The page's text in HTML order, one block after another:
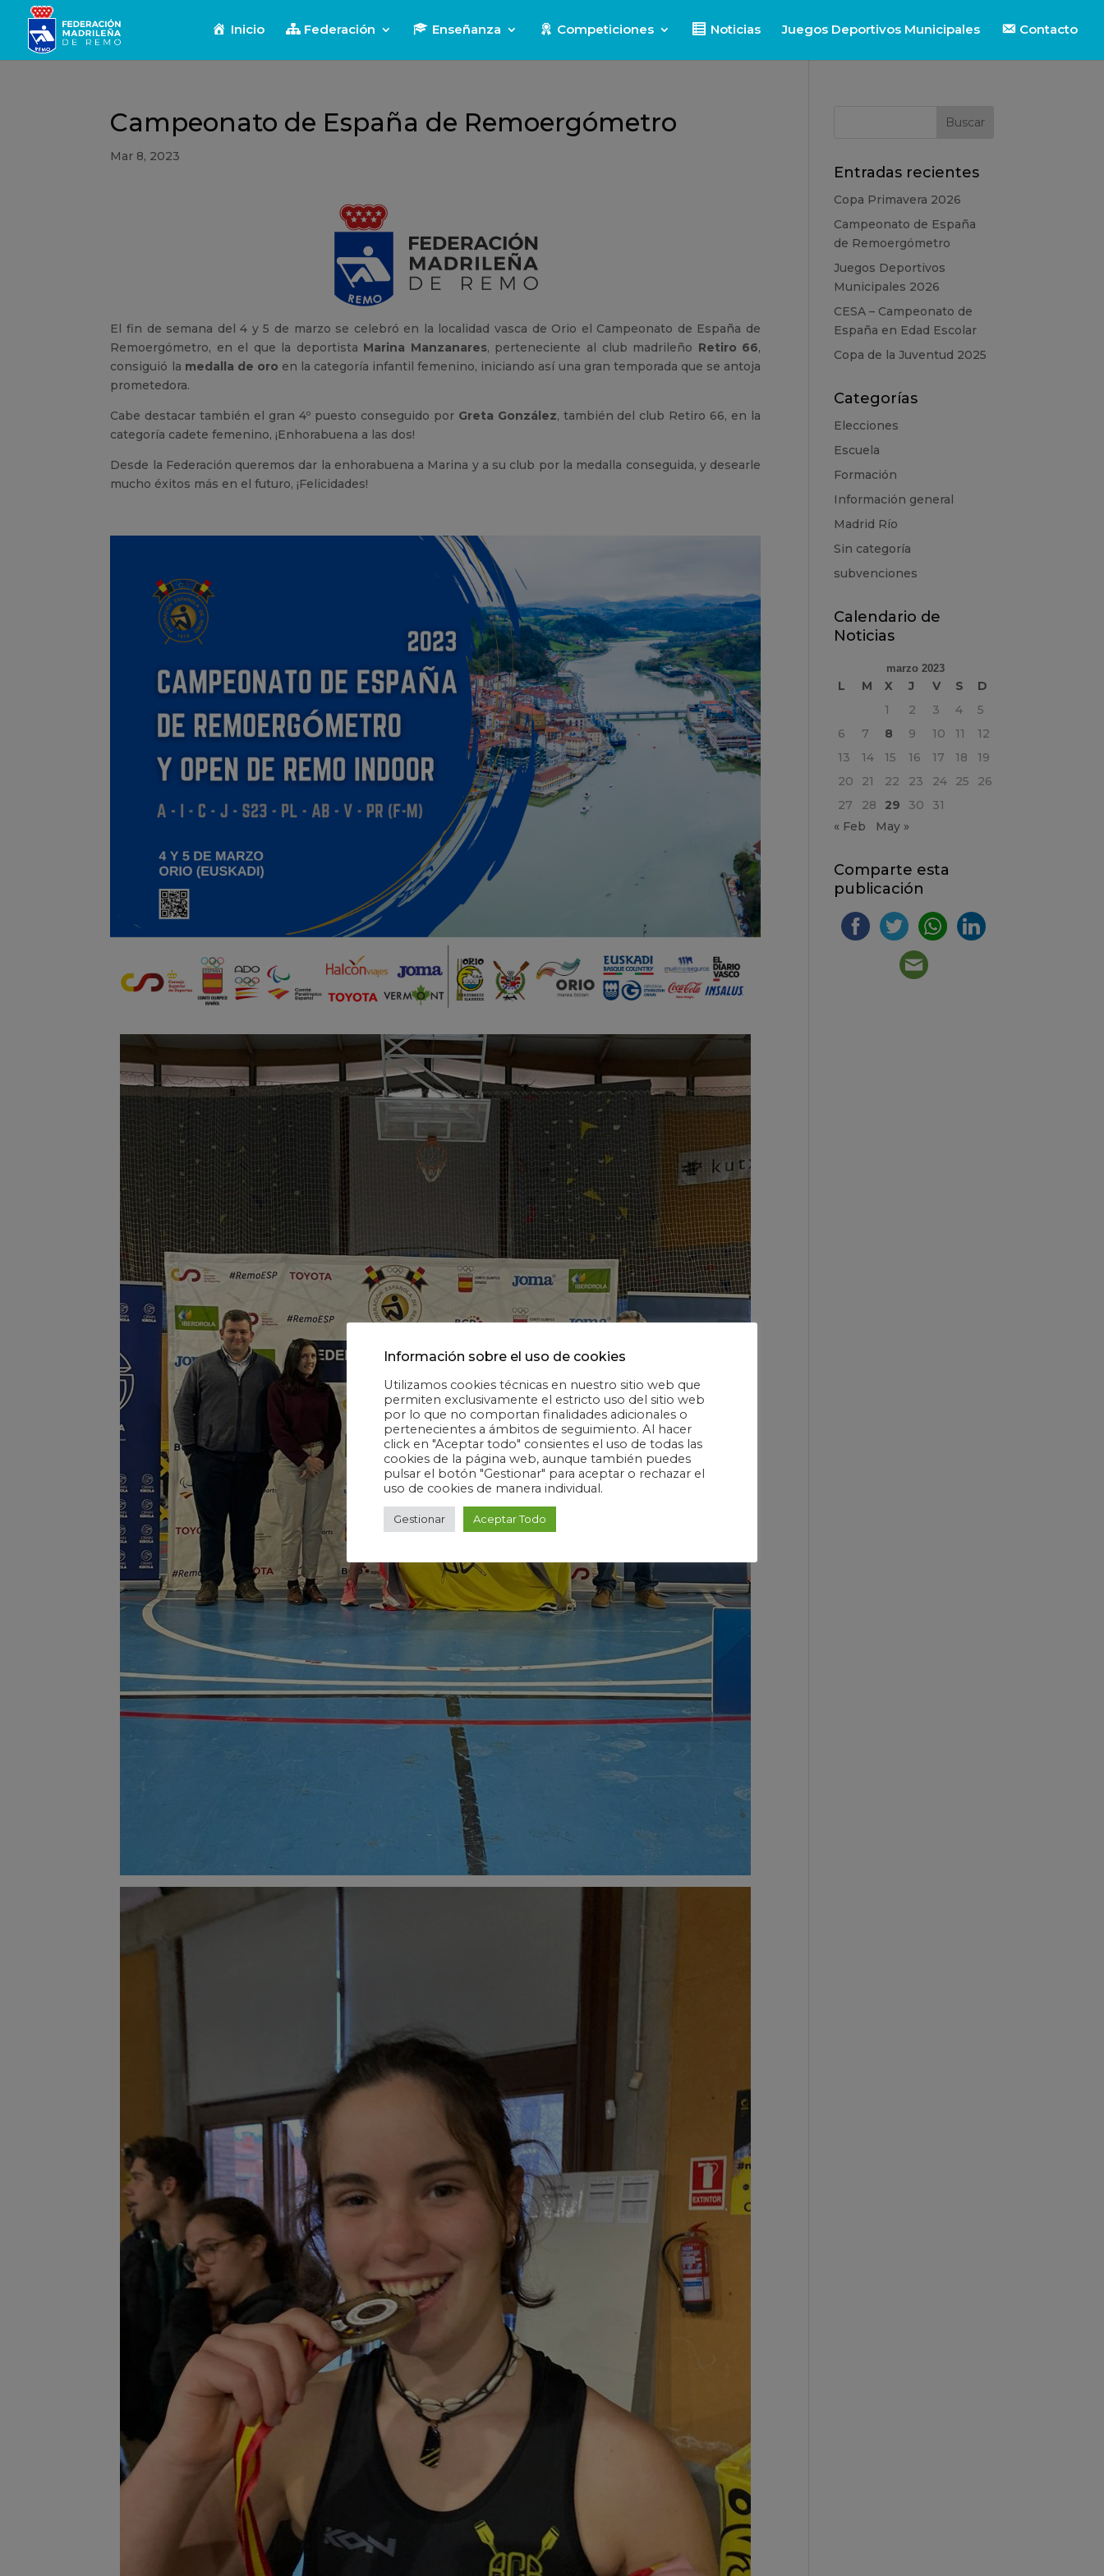
Inicio Federación Enseñanza Competiciones Noticias Juegos Deportivos Municipales Contacto
Campeonato de España de Remoergómetro
Mar 8, 2023
El fin de semana del 4 y 5 de marzo se celebró en la localidad vasca de Orio el Campeonato de España de
Remoergómetro, en el que la deportista Marina Manzanares, perteneciente al club madrileño Retiro 66,
consiguió la medalla de oro en la categoría infantil femenino, iniciando así una gran temporada que se antoja
prometedora.
Cabe destacar también el gran 4º puesto conseguido por Greta González, también del club Retiro 66, en la
categoría cadete femenino, ¡Enhorabuena a las dos!
Desde la Federación queremos dar la enhorabuena a Marina y a su club por la medalla conseguida, y desearle
mucho éxitos más en el futuro, ¡Felicidades!
Entradas recientes
Copa Primavera 2026
Campeonato de España
de Remoergómetro
Juegos Deportivos
Municipales 2026
CESA – Campeonato de
España en Edad Escolar
Copa de la Juventud 2025
Categorías
Elecciones
Escuela
Formación
Información general
Madrid Río
Sin categoría
subvenciones
Calendario de
Noticias
marzo 2023
L M X J V S
D
1
2 3 4
5
6
7 8 9 10 11
12
13
14 15 16 17 18
19
20
21 22 23 24 25
26
27
28 29 30
31
« Feb
May »
Comparte esta
publicación
Información sobre el uso de cookies
Utilizamos cookies técnicas en nuestro sitio web que
permiten exclusivamente el estricto uso del sitio web
por lo que no comportan finalidades adicionales o
pertenecientes a ámbitos de seguimiento. Al hacer
click en "Aceptar todo" consientes el uso de todas las
cookies de la página web, aunque también puedes
pulsar el botón "Gestionar" para aceptar o rechazar el
uso de cookies de manera individual.
Gestionar Aceptar Todo